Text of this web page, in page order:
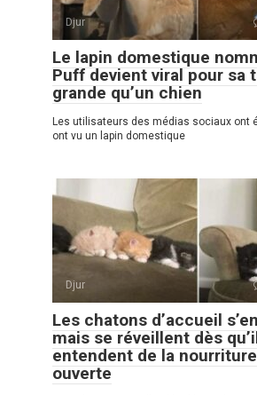
Djur
Le lapin domestique
Puff devient viral pour sa
grande qu’un chien
Les utilisateurs des médias sociaux ont
ont vu un lapin domestique
Djur
Les chatons d’accueil
mais se réveillent dès
entendent de la
ouverte